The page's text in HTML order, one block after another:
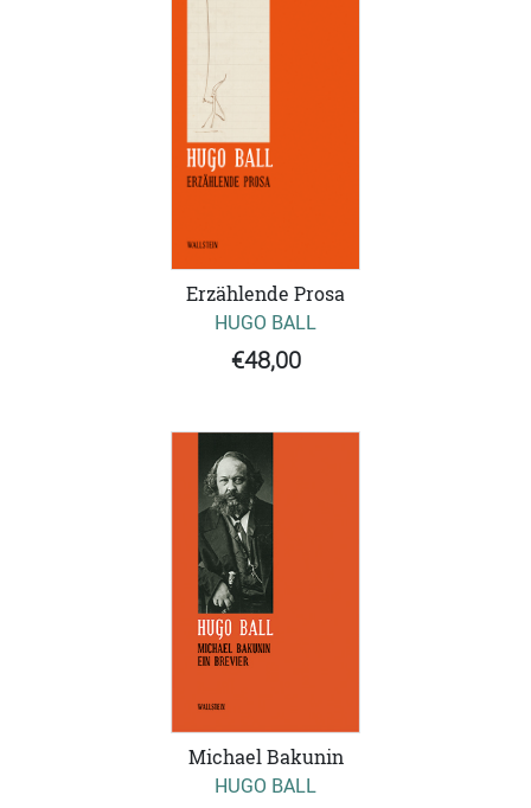
Erzählende Prosa
HUGO BALL
€48,00
Michael Bakunin
HUGO BALL